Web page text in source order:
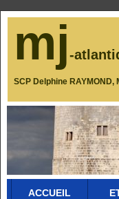
mj-
SCP Delphine
ACCUEIL